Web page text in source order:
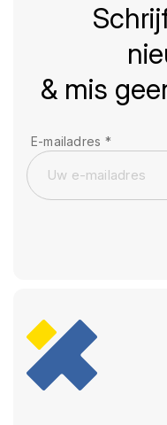
& mis
E-mailadres *